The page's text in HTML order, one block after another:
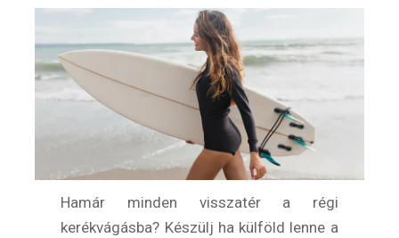
Hamár minden visszatér a régi
kerékvágásba? Készülj ha külföld lenne a